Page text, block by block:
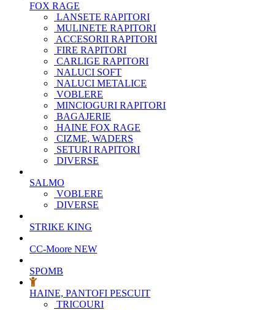
FOX RAGE
LANSETE RAPITORI
MULINETE RAPITORI
ACCESORII RAPITORI
FIRE RAPITORI
CARLIGE RAPITORI
NALUCI SOFT
NALUCI METALICE
VOBLERE
MINCIOGURI RAPITORI
BAGAJERIE
HAINE FOX RAGE
CIZME, WADERS
SETURI RAPITORI
DIVERSE
SALMO
VOBLERE
DIVERSE
STRIKE KING
CC-Moore NEW
SPOMB
HAINE, PANTOFI PESCUIT
TRICOURI